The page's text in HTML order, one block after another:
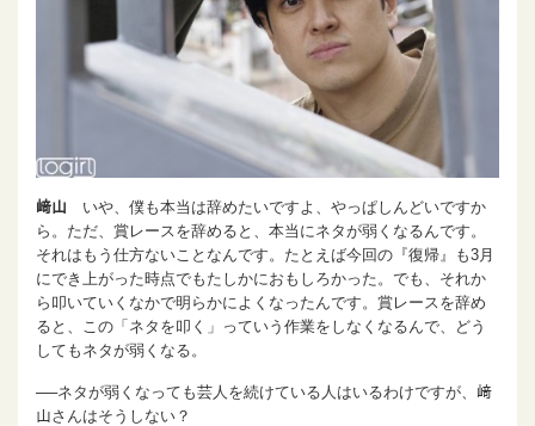
﨑山 いや、僕も本当は辞めたいですよ、やっぱしんどいですか
ら。ただ、賞レースを辞めると、本当にネタが弱くなるんです。
それはもう仕方ないことなんです。たとえば今回の『復帰』も3月
にでき上がった時点でもたしかにおもしろかった。でも、それか
ら叩いていくなかで明らかによくなったんです。賞レースを辞め
ると、この「ネタを叩く」っていう作業をしなくなるんで、どう
してもネタが弱くなる。
──ネタが弱くなっても芸人を続けている人はいるわけですが、﨑
山さんはそうしない？